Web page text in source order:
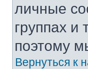
личные
группах и
поэтому
Вернуться к